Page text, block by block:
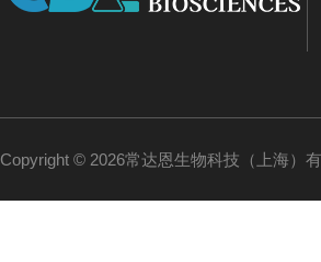
Copyright © 2026常达恩生物科技（上海